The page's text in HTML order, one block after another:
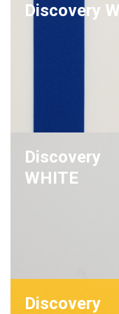
Discovery
Discovery
WHITE
Discovery